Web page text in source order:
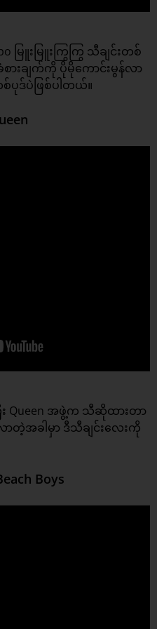
မြူးမြူးကြွကြွ သီချင်းတစ်
ားချက်ကို ပိုမိုကောင်းမွန်လာ
ပုဒ်ပဲဖြစ်ပါတယ်။
Queen အဖွဲ့က သီဆိုထားတာ
တဲ့အခါမှာ ဒီသီချင်းလေးကို
Boys